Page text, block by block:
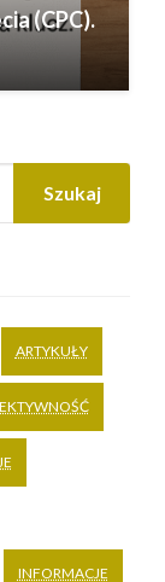
(CPC).
Szukaj
ARTYKUŁY
INFORMACJE